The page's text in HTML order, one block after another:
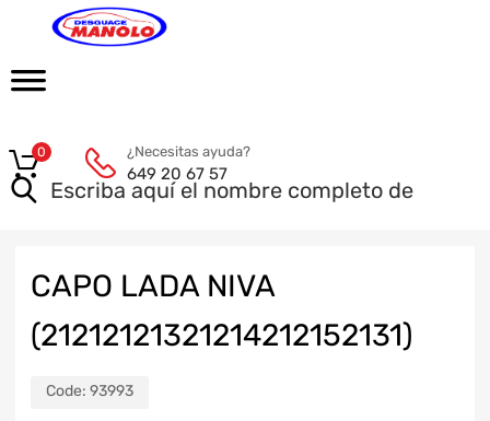
¿Necesitas ayuda?
649 20 67 57
0
CAPO LADA NIVA
(21212121321214212152131)
Code: 93993